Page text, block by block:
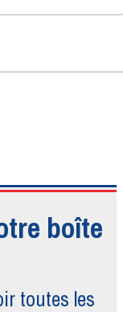
boîte
toutes les